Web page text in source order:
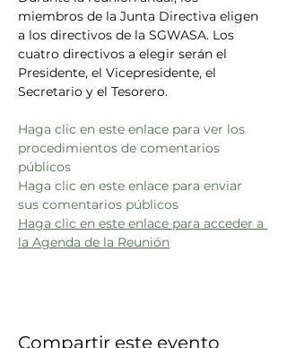
miembros de la Junta Directiva eligen
a los directivos de la SGWASA. Los
cuatro directivos a elegir serán el
Presidente, el Vicepresidente, el
Secretario y el Tesorero.
Haga clic en este enlace para ver los
procedimientos de comentarios
públicos
Haga clic en este enlace para enviar
sus comentarios públicos
Haga clic en este enlace para acceder a
la Agenda de la Reunión
Compartir este evento